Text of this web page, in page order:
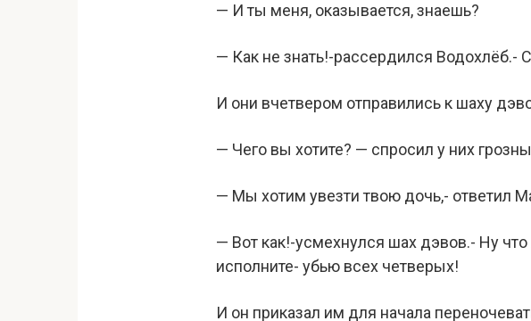
— И ты меня, оказывается, знаешь?
— Как не знать!-рассердился Водохлёб.-
И они вчетвером отправились к шаху
— Чего вы хотите? — спросил у них
— Мы хотим увезти твою дочь,- ответил
— Вот как!-усмехнулся шах дэвов.- Ну
исполните- убью всех четверых!
И он приказал им для начала